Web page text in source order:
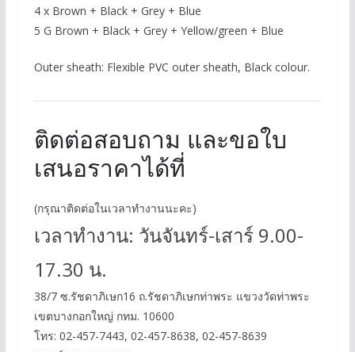
4 x Brown + Black + Grey + Blue
5 G Brown + Black + Grey + Yellow/green + Blue
Outer sheath: Flexible PVC outer sheath, Black colour.
ติดต่อสอบถาม และขอใบ
เสนอราคาได้ที่
(กรุณาติดต่อในเวลาทำงานนะคะ)
เวลาทำงาน: วันจันทร์-เสาร์ 9.00-
17.30 น.
38/7 ซ.รัชดาภิเษก16 ถ.รัชดาภิเษกท่าพระ แขวงวัดท่าพระ
เขตบางกอกใหญ่ กทม. 10600
โทร: 02-457-7443, 02-457-8638, 02-457-8639